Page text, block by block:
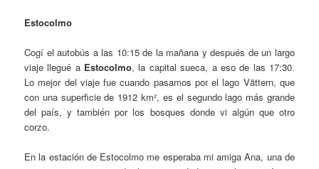
Estocolmo
Cogí el autobús a las 10:15 de la mañana y después de un largo
viaje llegué a Estocolmo, la capital sueca, a eso de las 17:30.
Lo mejor del viaje fue cuando pasamos por el lago Vättern, que
con una superficie de 1912 km², es el segundo lago más grande
del país, y también por los bosques donde vi algún que otro
corzo.
En la estación de Estocolmo me esperaba mi amiga Ana, una de